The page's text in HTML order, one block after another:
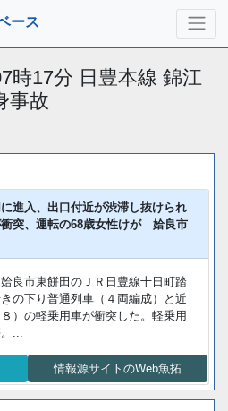
ース
時17分 日豊本線 錦江
事故
進入、出口付近が渋滞し抜けられ
突、運転の68歳女性けが 姶良市
良市東餅田のＪＲ日豊線十日町踏
の下り普通列車（４両編成）と近
）の軽乗用車が衝突した。軽乗用
...
情報源サイトのWeb魚拓